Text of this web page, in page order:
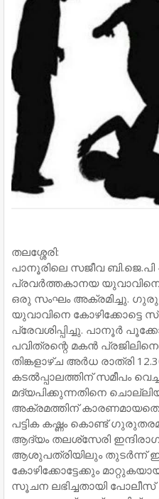
തലശ്ശേരി:
പാനൂരിലെ സജീവ
പ്രവര്‍ത്തകാനയ യുവാവിനെ
ഒരു സംഘം അക്രമിച്ചു.
യുവാവിനെ
പ്രേവശിപ്പിച്ചു. പാനൂര്‍
പവിത്രന്റെ മകന്‍
തിങ്കളാഴ്ച അര്‍ധ രാത്രി
കടല്‍പ്പാലത്തിന് സമീപം
മദ്യപിക്കുന്നതിനെ
അക്രമത്തിന്
പട്ടിക കഷ്ണം കൊണ്ട്
ആദ്യം തലശ്‌സേരി
ആശുപത്രിയിലും തുടര്‍ന്ന്
കോഴിക്കോട്ടേക്കും
സൂചന ലഭിച്ചതായി